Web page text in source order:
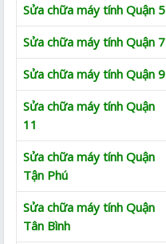
Sửa chữa máy tính Quận 5
Sửa chữa máy tính Quận 7
Sửa chữa máy tính Quận 9
Sửa chữa máy tính Quận
11
Sửa chữa máy tính Quận
Tận Phú
Sửa chữa máy tính Quận
Tân Bình